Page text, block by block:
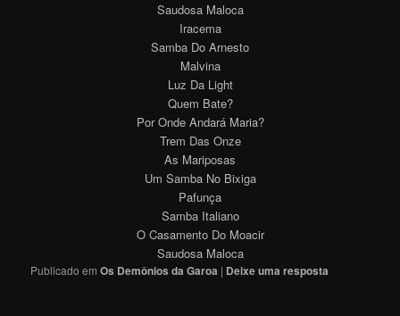
Saudosa Maloca
Iracema
Samba Do Arnesto
Malvina
Luz Da Light
Quem Bate?
Por Onde Andará Maria?
Trem Das Onze
As Mariposas
Um Samba No Bixiga
Pafunça
Samba Italiano
O Casamento Do Moacir
Saudosa Maloca
Publicado em Os Demônios da Garoa | Deixe uma resposta